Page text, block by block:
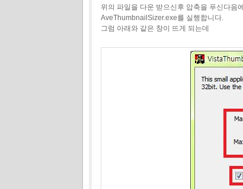
위의 파일을 다운 받으신후 압축을 푸신다음에
AveThumbnailSizer.exe를 실행합니다.
그럼 아래와 같은 창이 뜨게 되는데